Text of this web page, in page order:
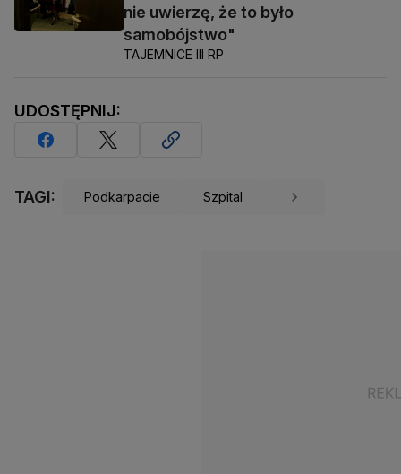
nie uwierzę, że to było
samobójstwo"
TAJEMNICE III RP
UDOSTĘPNIJ:
TAGI: Podkarpacie Szpital